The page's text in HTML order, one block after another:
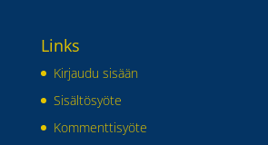
Links
Kirjaudu sisään
Sisältösyöte
Kommenttisyöte